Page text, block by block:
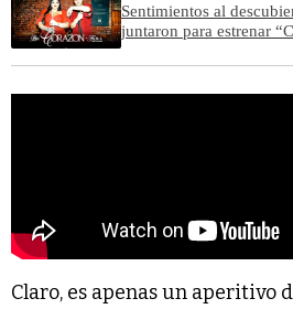
Sentimientos al
juntaron para estrenar
Claro, es apenas un aperitivo